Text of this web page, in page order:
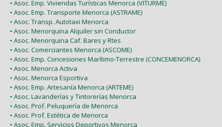
• Asoc. Emp. Viviendas Turísticas Menorca (VITURME)
• Asoc. Emp. Transporte Menorca (ASTRAME)
• Asoc. Transp. Autotaxi Menorca
• Asoc. Menorquina Alquiler sin Conductor
• Asoc. Menorquina Caf. Bares y Rtes
• Asoc. Comerciantes Menorca (ASCOME)
• Asoc. Emp. Concesiones Marítimo-Terrestre (CONCEMENORCA)
• Asoc. Menorca Activa
• Asoc. Menorca Esportiva
• Asoc. Emp. Artesanía Menorca (ARTEME)
• Asoc. Lavanderías y Tintorerías Menorca
• Asoc. Prof. Peluquería de Menorca
• Asoc. Prof. Estética de Menorca
• Asoc. Emp. Servicios Deportivos Menorca